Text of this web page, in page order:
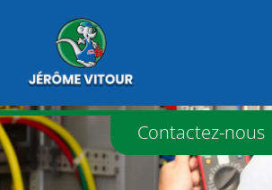
Contactez-nous
Une Question ?
Contactez-nous.